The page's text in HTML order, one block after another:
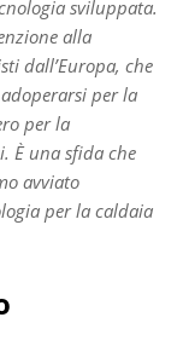
sviluppata.
alla
dall’Europa, che
per la
per la
È una sfida che
avviato
per la caldaia